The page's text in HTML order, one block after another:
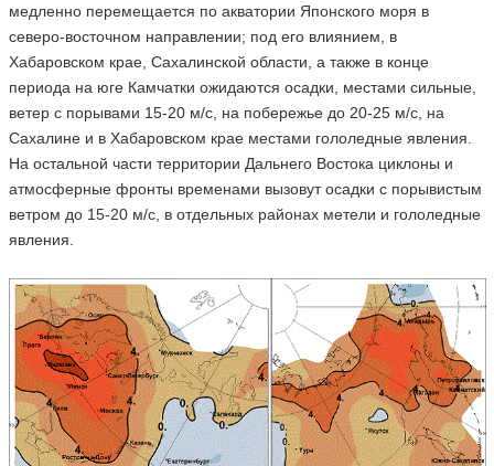
медленно перемещается по акватории Японского моря в
северо-восточном направлении; под его влиянием, в
Хабаровском крае, Сахалинской области, а также в конце
периода на юге Камчатки ожидаются осадки, местами сильные,
ветер с порывами 15-20 м/с, на побережье до 20-25 м/с, на
Сахалине и в Хабаровском крае местами гололедные явления.
На остальной части территории Дальнего Востока циклоны и
атмосферные фронты временами вызовут осадки с порывистым
ветром до 15-20 м/с, в отдельных районах метели и гололедные
явления.